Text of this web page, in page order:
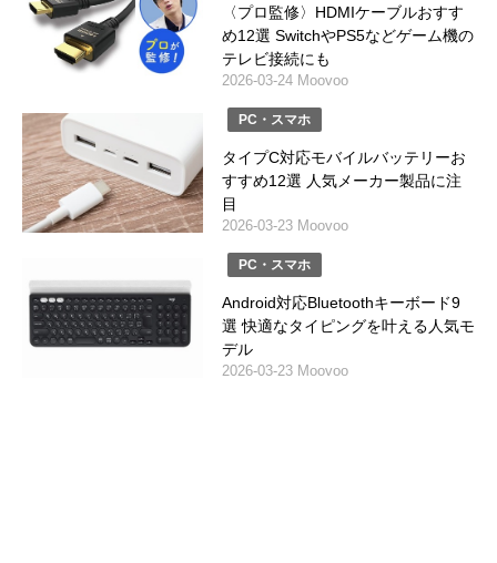
〈プロ監修〉HDMIケーブルおすす
め12選 SwitchやPS5などゲーム機の
テレビ接続にも
2026-03-24 Moovoo
PC・スマホ
タイプC対応モバイルバッテリーお
すすめ12選 人気メーカー製品に注
目
2026-03-23 Moovoo
PC・スマホ
Android対応Bluetoothキーボード9
選 快適なタイピングを叶える人気モ
デル
2026-03-23 Moovoo